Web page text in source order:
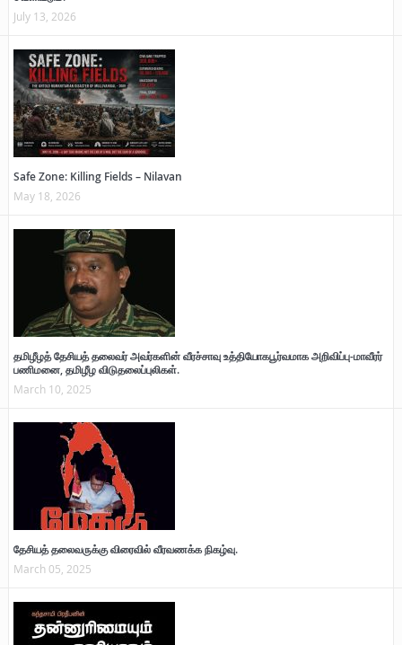
July 13, 2026
Safe Zone: Killing Fields – Nilavan
May 18, 2026
தமிழீழத் தேசியத் தலைவர் அவர்களின் வீரச்சாவு உத்தியோகபூர்வமாக அறிவிப்பு-மாவீரர்
பணிமனை, தமிழீழ விடுதலைப்புலிகள்.
March 10, 2025
தேசியத் தலைவருக்கு விரைவில் வீரவணக்க நிகழ்வு.
March 05, 2025